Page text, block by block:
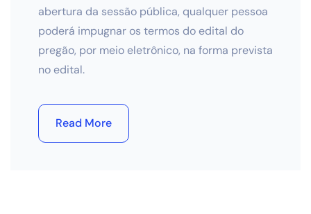
abertura da sessão pública, qualquer pessoa
poderá impugnar os termos do edital do
pregão, por meio eletrônico, na forma prevista
no edital.
Read More